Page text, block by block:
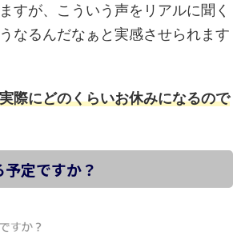
すが、こういう声をリアルに聞く
なるんだなぁと実感させられます
際にどのくらいお休みになるので
定ですか？